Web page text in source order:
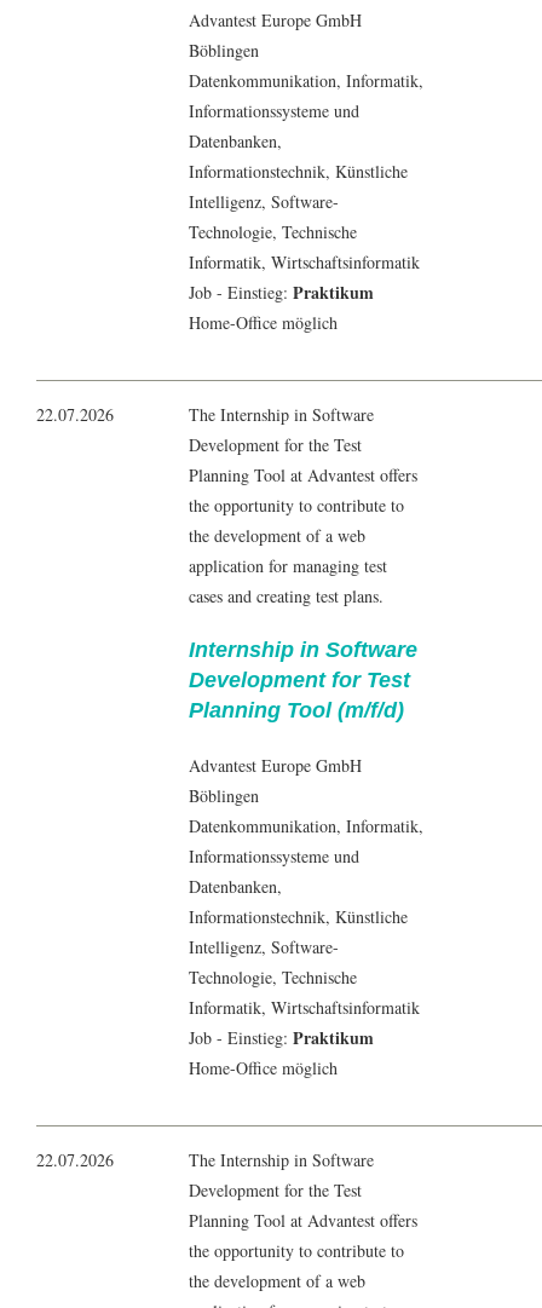
Advantest Europe GmbH
Böblingen
Datenkommunikation, Informatik,
Informationssysteme und
Datenbanken,
Informationstechnik, Künstliche
Intelligenz, Software-
Technologie, Technische
Informatik, Wirtschaftsinformatik
Job - Einstieg: Praktikum
Home-Office möglich
22.07.2026
The Internship in Software
Development for the Test
Planning Tool at Advantest offers
the opportunity to contribute to
the development of a web
application for managing test
cases and creating test plans.
Internship in Software
Development for Test
Planning Tool (m/f/d)
Advantest Europe GmbH
Böblingen
Datenkommunikation, Informatik,
Informationssysteme und
Datenbanken,
Informationstechnik, Künstliche
Intelligenz, Software-
Technologie, Technische
Informatik, Wirtschaftsinformatik
Job - Einstieg: Praktikum
Home-Office möglich
22.07.2026
The Internship in Software
Development for the Test
Planning Tool at Advantest offers
the opportunity to contribute to
the development of a web